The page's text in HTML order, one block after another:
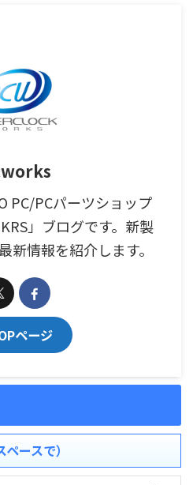
PC/PCパーツショップ
」ブログです。新製
新情報を紹介します。
ページ
ースで）